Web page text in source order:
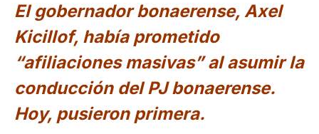
El gobernador bonaerense, Axel
Kicillof, había prometido
“afiliaciones masivas” al asumir la
conducción del PJ bonaerense.
Hoy, pusieron primera.